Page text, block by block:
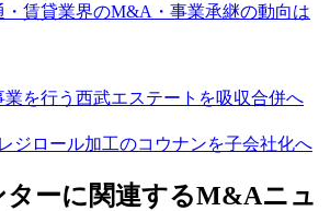
・賃貸業界のM&A・事業承継の動向は
を行う西武エステートを吸収合併へ
ジロール加工のコウナンを子会社化へ
ターに関連するM&Aニュ